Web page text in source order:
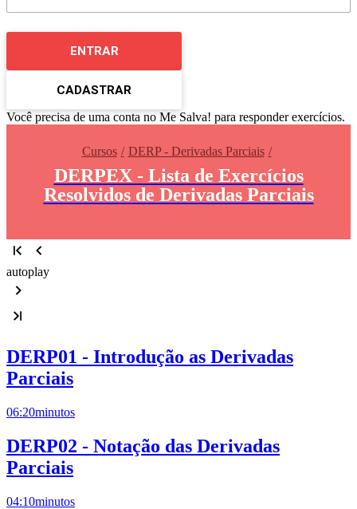
ENTRAR
CADASTRAR
Você precisa de uma conta no Me Salva! para responder exercícios.
Cursos DERP - Derivadas Parciais
DERPEX - Lista de Exercícios
Resolvidos de Derivadas Parciais
autoplay
DERP01 - Introdução as Derivadas
Parciais
06:20minutos
DERP02 - Notação das Derivadas
Parciais
04:10minutos